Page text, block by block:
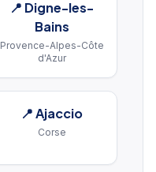
📍 Digne-les-
Bains
Provence-Alpes-Côte
d'Azur
📍Ajaccio
Corse